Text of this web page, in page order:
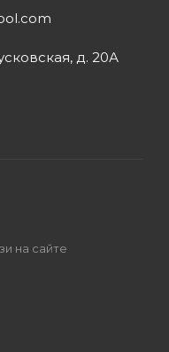
д. 20А
на сайте